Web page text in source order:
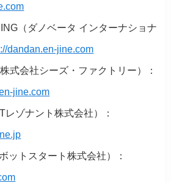
（ダノベータ インターナショナ
dandan.en-jine.com
式会社シーズ・ファクトリー）：
jine.com
レゾナント株式会社）：
ットスタート株式会社）：